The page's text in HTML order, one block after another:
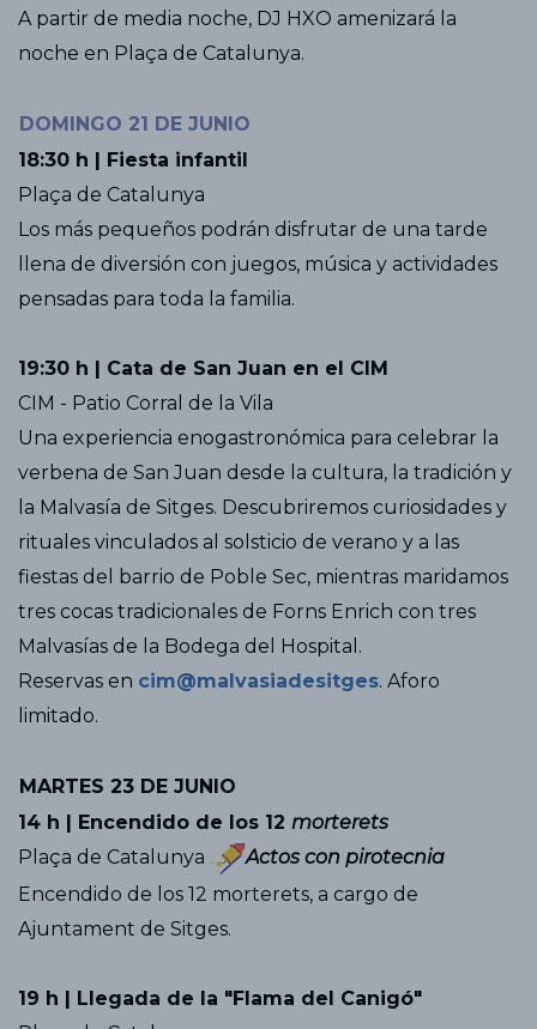
A partir de media noche, DJ HXO amenizará la
noche en Plaça de Catalunya.
DOMINGO 21 DE JUNIO
18:30 h | Fiesta infantil
Plaça de Catalunya
Los más pequeños podrán disfrutar de una tarde
llena de diversión con juegos, música y actividades
pensadas para toda la familia.
19:30 h | Cata de San Juan en el CIM
CIM - Patio Corral de la Vila
Una experiencia enogastronómica para celebrar la
verbena de San Juan desde la cultura, la tradición y
la Malvasía de Sitges. Descubriremos curiosidades y
rituales vinculados al solsticio de verano y a las
fiestas del barrio de Poble Sec, mientras maridamos
tres cocas tradicionales de Forns Enrich con tres
Malvasías de la Bodega del Hospital.
Reservas en cim@malvasiadesitges. Aforo
limitado.
MARTES 23 DE JUNIO
14 h | Encendido de los 12 morterets
Plaça de Catalunya
Actos con pirotecnia
Encendido de los 12 morterets, a cargo de
Ajuntament de Sitges.
19 h | Llegada de la "Flama del Canigó"